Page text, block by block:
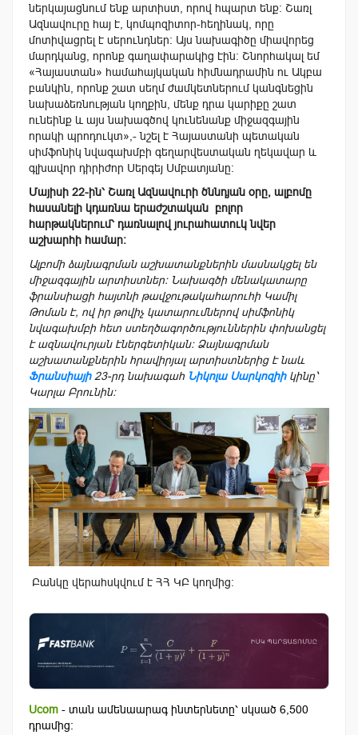
ներկայացնում ենք արտիստ, որով հպարտ ենք։ Շառլ
Ազնավուրը հայ է, կոմպոզիտոր-հեղինակ, որը
մոտիվացրել է սերունդներ։ Այս նախագիծը միավորեց
մարդկանց, որոնք գաղափարակից էին։ Շնորհակալ եմ
«Հայաստան» համահայկական հիմնադրամին ու Ակբա
բանկին, որոնք շատ սեղմ ժամկետներում կանգնեցին
նախաձեռնության կողքին, մենք դրա կարիքը շատ
ունեինք և այս նախագծով կունենանք միջազգային
որակի պրոդուկտ»,- նշել է Հայաստանի պետական
սիմֆոնիկ նվագախմբի գեղարվեստական ղեկավար և
գլխավոր դիրիժոր Սերգեյ Սմբատյանը։
Մայիսի 22-ին՝ Շառլ Ազնավուրի ծննդյան օրը, ալբոմը
հասանելի կդառնա երաժշտական բոլոր
հարթակներում՝ դառնալով յուրահատուկ նվեր
աշխարհի համար։
Ալբոմի ձայնագրման աշխատանքներին մասնակցել են
միջազգային արտիստներ։ Նախագծի մենակատարը
ֆրանսիացի հայտնի թավջութակահարուհի Կամիլ
Թոման է, ով իր թովիչ կատարումներով սիմֆոնիկ
նվագախմբի հետ ստեղծագործություններին փոխանցել
է ազնավուրյան էներգետիկան։ Ձայնագրման
աշխատանքներին հրավիրյալ արտիստներից է նաև
Ֆրանսիայի23-րդ նախագահ Նիկոլա Սարկոզիիկինը՝
Կարլա Բրունին։
Բանկը վերահսկվում է ՀՀ ԿԲ կողմից։
Ucom - տան ամենաարագ ինտերնետը՝ սկսած 6,500
դրամից: